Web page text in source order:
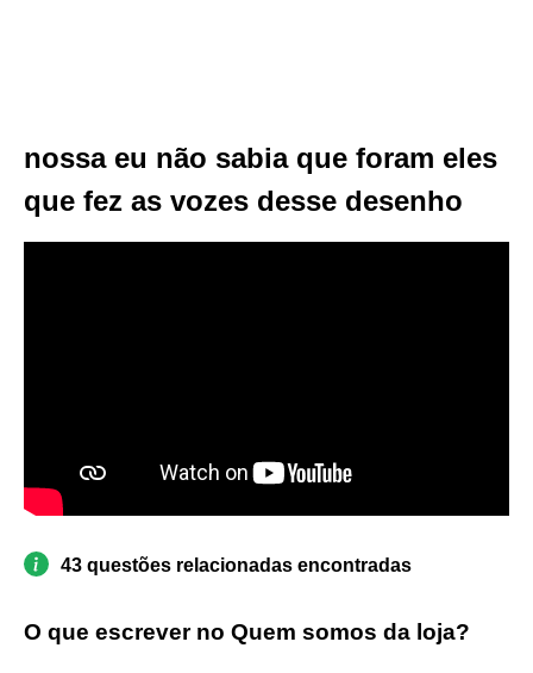
nossa eu não sabia que foram eles
que fez as vozes desse desenho
43 questões relacionadas encontradas
O que escrever no Quem somos da loja?